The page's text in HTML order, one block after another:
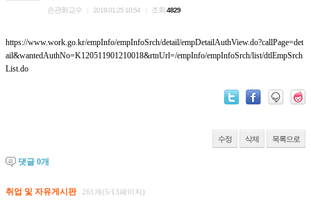
손관화교수 2019.01.25 10:54 조회 4829
https://www.work.go.kr/empInfo/empInfoSrch/detail/empDetailAuthView.do?callPage=det
ail&wantedAuthNo=K120511901210018&rtnUrl=/empInfo/empInfoSrch/list/dtlEmpSrch
List.do
수정 삭제 목록으로
댓글 0개
취업 및 자유게시판 261개(5/13페이지)